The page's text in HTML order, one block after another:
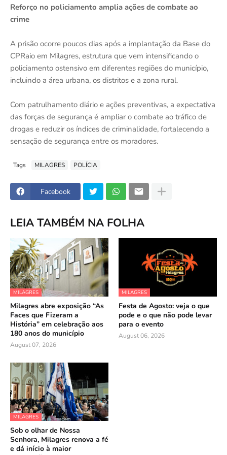
Reforço no policiamento amplia ações de combate ao
crime
A prisão ocorre poucos dias após a implantação da Base do
CPRaio em Milagres, estrutura que vem intensificando o
policiamento ostensivo em diferentes regiões do município,
incluindo a área urbana, os distritos e a zona rural.
Com patrulhamento diário e ações preventivas, a expectativa
das forças de segurança é ampliar o combate ao tráfico de
drogas e reduzir os índices de criminalidade, fortalecendo a
sensação de segurança entre os moradores.
Tags MILAGRES POLÍCIA
Facebook
LEIA TAMBÉM NA FOLHA
MILAGRES
Milagres abre exposição “As
Faces que Fizeram a
História” em celebração aos
180 anos do município
August 07, 2026
MILAGRES
Festa de Agosto: veja o que
pode e o que não pode levar
para o evento
August 06, 2026
MILAGRES
Sob o olhar de Nossa
Senhora, Milagres renova a fé
e dá início à maior